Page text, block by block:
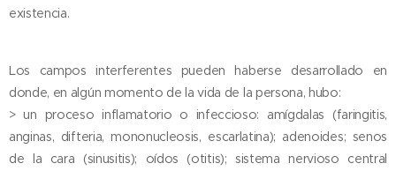
existencia.
Los campos interferentes pueden haberse desarrollado en
donde, en algún momento de la vida de la persona, hubo:
> un proceso inflamatorio o infeccioso: amígdalas (faringitis,
anginas, difteria, mononucleosis, escarlatina); adenoides; senos
de la cara (sinusitis); oídos (otitis); sistema nervioso central